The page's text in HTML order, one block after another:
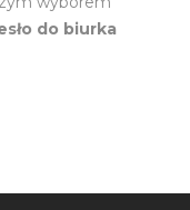
do biurka